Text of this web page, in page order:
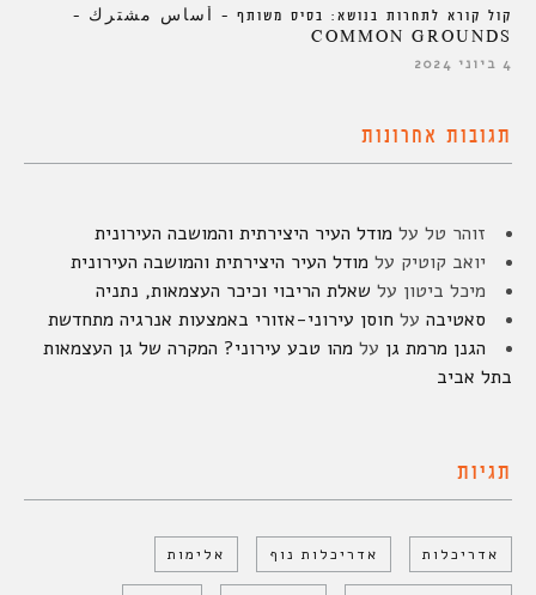
קול קורא לתחרות בנושא: בסיס משותף – أساس مشترك –
COMMON GROUNDS
4 ביוני 2024
תגובות אחרונות
זוהר טל על מודל העיר היצירתית והמושבה העירונית
יואב קוטיק על מודל העיר היצירתית והמושבה העירונית
מיכל ביטון על שאלת הריבוי וכיכר העצמאות, נתניה
סאטיבה על חוסן עירוני-אזורי באמצעות אנרגיה מתחדשת
הגנן מרמת גן על מהו טבע עירוני? המקרה של גן העצמאות
בתל אביב
תגיות
אדריכלות אדריכלות נוף אלימות